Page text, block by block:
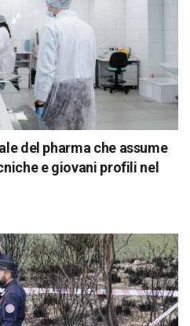
del pharma che assume
e giovani profili nel